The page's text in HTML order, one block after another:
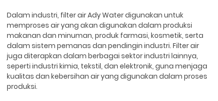
Dalam industri, filter air Ady Water digunakan untuk
memproses air yang akan digunakan dalam produksi
makanan dan minuman, produk farmasi, kosmetik, serta
dalam sistem pemanas dan pendingin industri. Filter air
juga diterapkan dalam berbagai sektor industri lainnya,
seperti industri kimia, tekstil, dan elektronik, guna menjaga
kualitas dan kebersihan air yang digunakan dalam proses
produksi.